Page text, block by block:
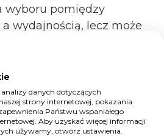
wyboru pomiędzy
wydajnością, lecz może
się na większe
– dzięki
wody – oraz na wyższą
który osiąga lepsze
lub niższym
danych dotyczących
strony internetowej, pokazania
Państwu wspaniałego
Aby uzyskać więcej informacji
używamy, otwórz ustawienia.